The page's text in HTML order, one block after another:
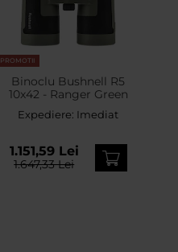
PROMOTII
Binoclu Bushnell R5
10x42 - Ranger Green
Expediere: Imediat
1.151,59 Lei
1.647,33 Lei